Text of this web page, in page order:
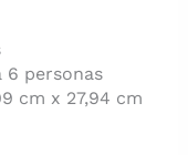
6 personas
cm x 27,94 cm